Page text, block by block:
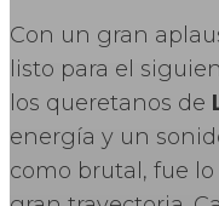
Con un gran
listo para el
los queretanos de
energía y un
como brutal, fue